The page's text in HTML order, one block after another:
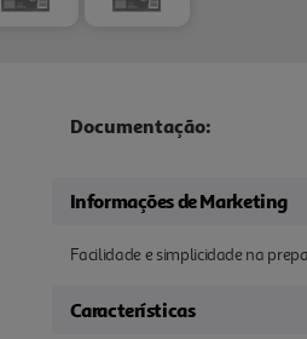
Documentação:
Informações de Marketing
Facilidade e simplicidade na
Características